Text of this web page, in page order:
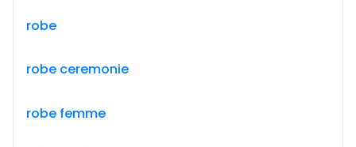
robe
robe ceremonie
robe femme